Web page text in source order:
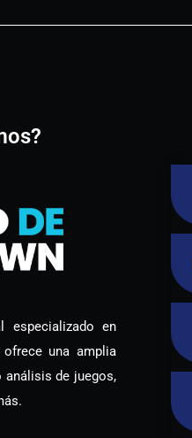
especializado en
una amplia
análisis de juegos,